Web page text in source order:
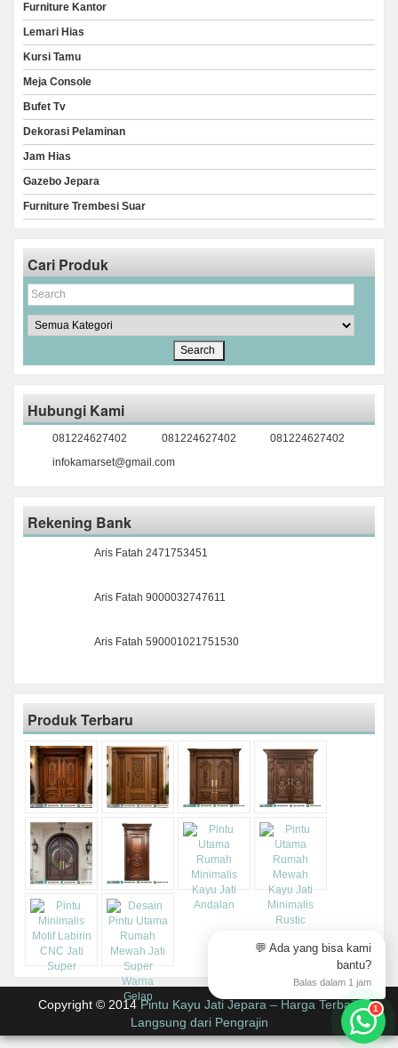
Furniture Kantor
Lemari Hias
Kursi Tamu
Meja Console
Bufet Tv
Dekorasi Pelaminan
Jam Hias
Gazebo Jepara
Furniture Trembesi Suar
Cari Produk
Hubungi Kami
081224627402 081224627402
081224627402
infokamarset@gmail.com
Rekening Bank
Aris Fatah 2471753451
Aris Fatah 9000032747611
Aris Fatah 590001021751530
Produk Terbaru
Copyright © 2014Pintu Kayu Jati Jepara – Harga Terbaik
Langsung dari Pengrajin
💬 Ada yang bisa kami
bantu?
Balas dalam 1 jam
1